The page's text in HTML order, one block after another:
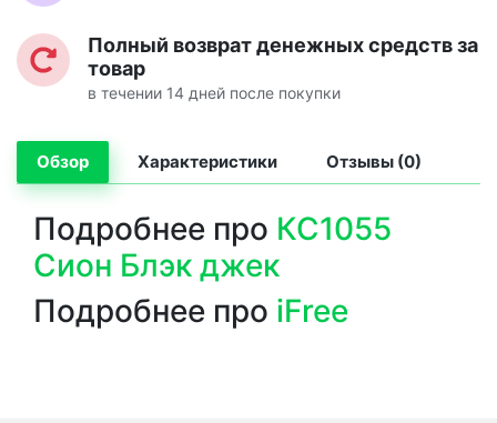
Полный возврат денежных средств за
товар
в течении 14 дней после покупки
Обзор Характеристики Отзывы (0)
Подробнее про КС1055
Сион Блэк джек
Подробнее про iFree